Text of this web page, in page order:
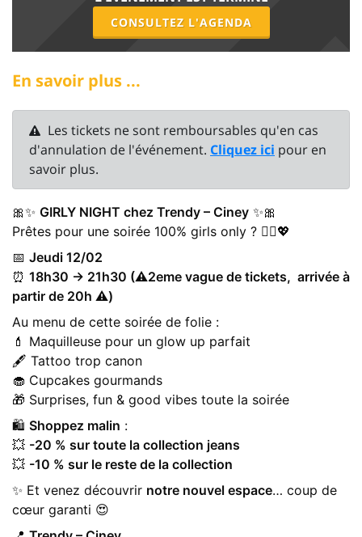
CONSULTEZ L'AGENDA
En savoir plus ...
Les tickets ne sont remboursables qu'en cas
d'annulation de l'événement. Cliquez ici pour en
savoir plus.
🎀✨ GIRLY NIGHT chez Trendy – Ciney ✨🎀
Prêtes pour une soirée 100% girls only ? 👯‍♀️💖
📅 Jeudi 12/02
⏰ 18h30 → 21h30 (⚠️2eme vague de tickets, arrivée à
partir de 20h ⚠️)
Au menu de cette soirée de folie :
💄 Maquilleuse pour un glow up parfait
🖋️ Tattoo trop canon
🧁 Cupcakes gourmands
🎁 Surprises, fun & good vibes toute la soirée
🛍️ Shoppez malin :
💥 -20 % sur toute la collection jeans
💥 -10 % sur le reste de la collection
✨ Et venez découvrir notre nouvel espace… coup de
cœur garanti 😍